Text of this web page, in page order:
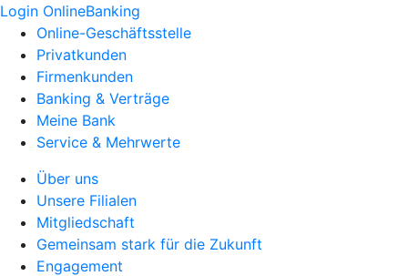
Login OnlineBanking
Online-Geschäftsstelle
Privatkunden
Firmenkunden
Banking & Verträge
Meine Bank
Service & Mehrwerte
Über uns
Unsere Filialen
Mitgliedschaft
Gemeinsam stark für die Zukunft
Engagement